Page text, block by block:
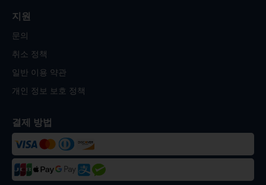
지원
문의
취소 정책
일반 이용 약관
개인 정보 보호 정책
결제 방법